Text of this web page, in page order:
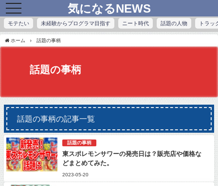
toggle
navigation
気になるNEWS
モテたい 未経験からプログラマ目指す ニート時代 話題の人物 トラッ
ホーム 話題の事柄
話題の事柄
話題の事柄の記事一覧
話題の事柄
東スポレモンサワーの発売日は？販売店や価格な
どまとめてみた。
2023-05-20